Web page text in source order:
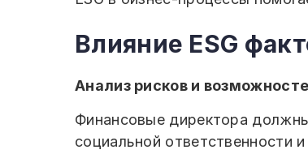
Влияние ESG
Анализ рисков и
Финансовые директора
социальной ответственности